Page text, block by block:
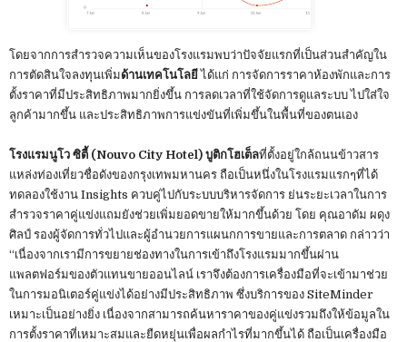
โดยจากการสำรวจความเห็นของโรงแรมพบว่าปัจจัยแรกที่เป็นส่วนสำคัญใน
การตัดสินใจลงทุนเพิ่มด้านเทคโนโลยีได้แก่ การจัดการราคาห้องพักและการ
ตั้งราคาที่มีประสิทธิภาพมากยิ่งขึ้น การลดเวลาที่ใช้จัดการดูแลระบบ ไปใส่ใจ
ลูกค้ามากขึ้น และประสิทธิภาพการแข่งขันที่เพิ่มขึ้นในพื้นที่ของตนเอง
โรงแรมนูโว ซิตี้ (Nouvo City Hotel) บูติกโฮเต็ลที่ตั้งอยู่ใกล้ถนนข้าวสาร
แหล่งท่องเที่ยวชื่อดังของกรุงเทพมหานคร ถือเป็นหนึ่งในโรงแรมแรกๆที่ได้
ทดลองใช้งาน Insights ควบคู่ไปกับระบบบริหารจัดการ ย่นระยะเวลาในการ
สำรวจราคาคู่แข่งแถมยังช่วยเพิ่มยอดขายให้มากขึ้นด้วย โดย คุณอาดัม ผดุง
ศิลป์ รองผู้จัดการทั่วไปและผู้อำนวยการแผนกการขายและการตลาด กล่าวว่า
“เนื่องจากเรามีการขยายช่องทางในการเข้าถึงโรงแรมมากขึ้นผ่าน
แพลตฟอร์มของตัวแทนขายออนไลน์ เราจึงต้องการเครื่องมือที่จะเข้ามาช่วย
ในการมอนิเตอร์คู่แข่งได้อย่างมีประสิทธิภาพ ซึ่งบริการของ SiteMinder
เหมาะเป็นอย่างยิ่ง เนื่องจากสามารถค้นหาราคาของคู่แข่งรวมถึงให้ข้อมูลใน
การตั้งราคาที่เหมาะสมและยืดหยุ่นเพื่อผลกำไรที่มากขึ้นได้ ถือเป็นเครื่องมือ